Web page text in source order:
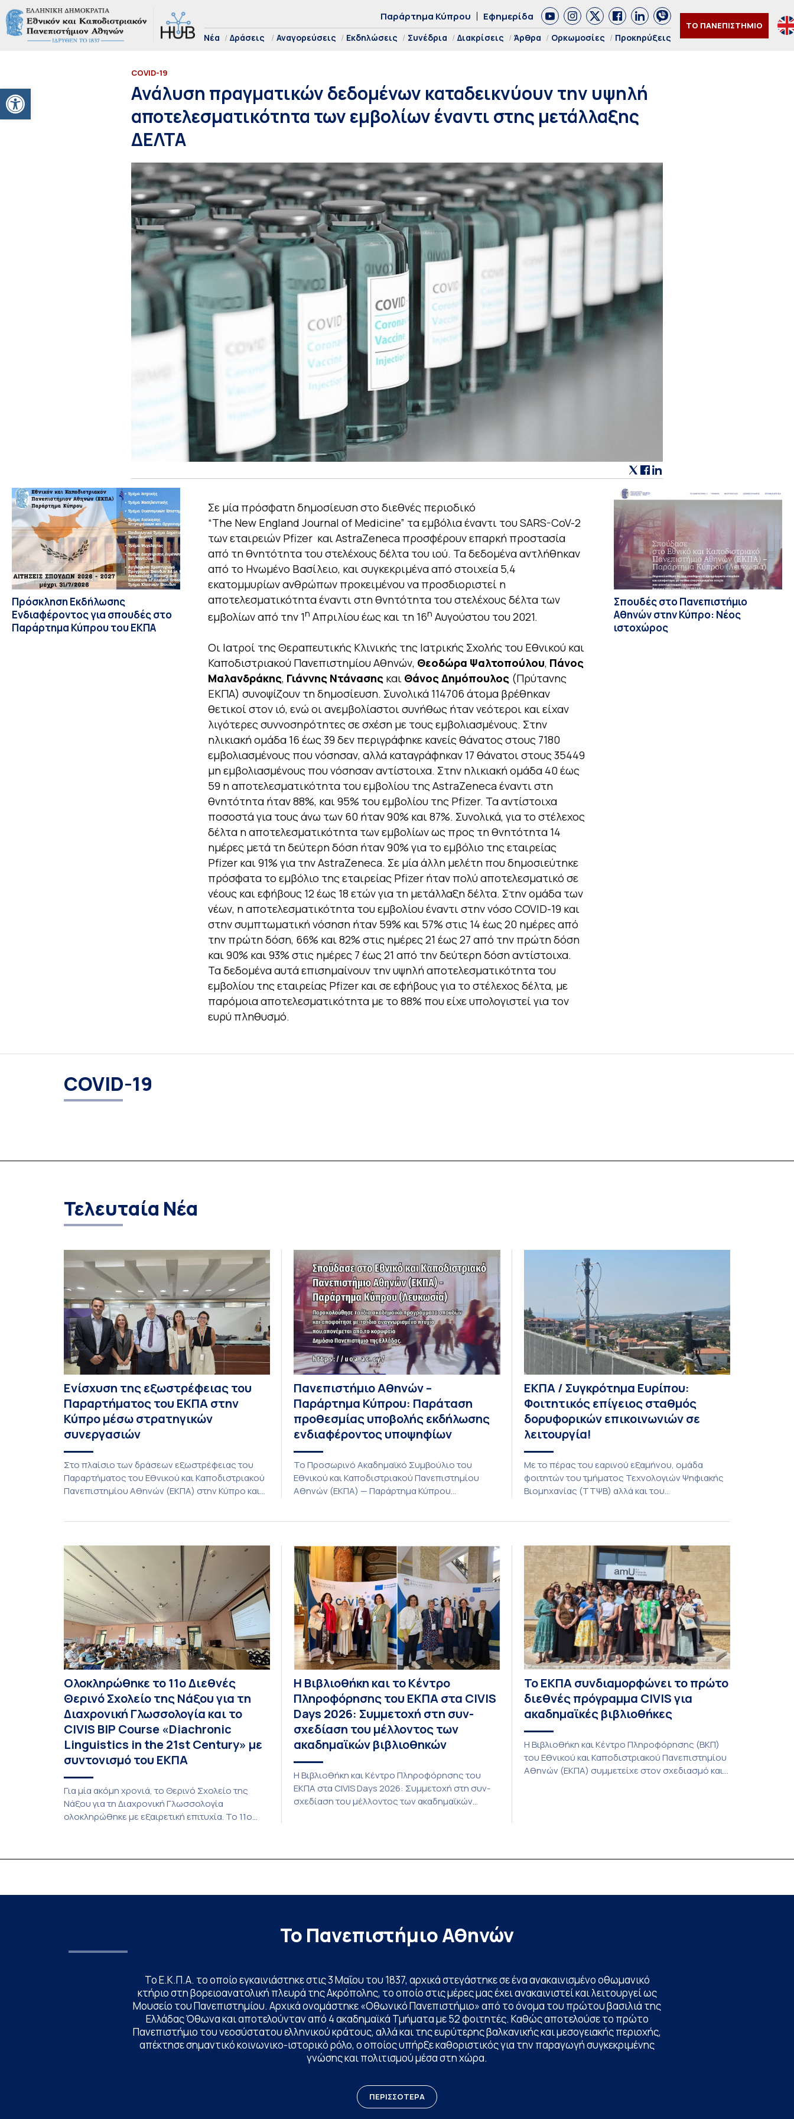
Ανοίξτε τη γραμμή εργαλείων
Παράρτημα Κύπρου Εφημερίδα
Νέα Δράσεις Αναγορεύσεις Εκδηλώσεις Συνέδρια Διακρίσεις Άρθρα Ορκωμοσίες Προκηρύξεις
ΤΟ ΠΑΝΕΠΙΣΤΗΜΙΟ
COVID-19
Ανάλυση πραγματικών δεδομένων καταδεικνύουν την υψηλή
αποτελεσματικότητα των εμβολίων έναντι στης μετάλλαξης
ΔΕΛΤΑ
Πρόσκληση Εκδήλωσης
Ενδιαφέροντος για σπουδές στο
Παράρτημα Κύπρου του ΕΚΠΑ
Σε μία πρόσφατη δημοσίευση στο διεθνές περιοδικό
“The New England Journal of Medicine” τα εμβόλια έναντι του SARS-CoV-2
των εταιρειών Pfizer και AstraZeneca προσφέρουν επαρκή προστασία
από τη θνητότητα του στελέχους δέλτα του ιού. Τα δεδομένα αντλήθηκαν
από το Ηνωμένο Βασίλειο, και συγκεκριμένα από στοιχεία 5,4
εκατομμυρίων ανθρώπων προκειμένου να προσδιοριστεί η
αποτελεσματικότητα έναντι στη θνητότητα του στελέχους δέλτα των
εμβολίων από την 1η Απριλίου έως και τη 16η Αυγούστου του 2021.
Οι Ιατροί της Θεραπευτικής Κλινικής της Ιατρικής Σχολής του Εθνικού και
Καποδιστριακού Πανεπιστημίου Αθηνών, Θεοδώρα Ψαλτοπούλου, Πάνος
Μαλανδράκης, Γιάννης Ντάνασης και Θάνος Δημόπουλος (Πρύτανης
ΕΚΠΑ) συνοψίζουν τη δημοσίευση. Συνολικά 114706 άτομα βρέθηκαν
θετικοί στον ιό, ενώ οι ανεμβολίαστοι συνήθως ήταν νεότεροι και είχαν
λιγότερες συννοσηρότητες σε σχέση με τους εμβολιασμένους. Στην
ηλικιακή ομάδα 16 έως 39 δεν περιγράφηκε κανείς θάνατος στους 7180
εμβολιασμένους που νόσησαν, αλλά καταγράφηκαν 17 θάνατοι στους 35449
μη εμβολιασμένους που νόσησαν αντίστοιχα. Στην ηλικιακή ομάδα 40 έως
59 η αποτελεσματικότητα του εμβολίου της AstraZeneca έναντι στη
θνητότητα ήταν 88%, και 95% του εμβολίου της Pfizer. Τα αντίστοιχα
ποσοστά για τους άνω των 60 ήταν 90% και 87%. Συνολικά, για το στέλεχος
δέλτα η αποτελεσματικότητα των εμβολίων ως προς τη θνητότητα 14
ημέρες μετά τη δεύτερη δόση ήταν 90% για το εμβόλιο της εταιρείας
Pfizer και 91% για την AstraZeneca. Σε μία άλλη μελέτη που δημοσιεύτηκε
πρόσφατα το εμβόλιο της εταιρείας Pfizer ήταν πολύ αποτελεσματικό σε
νέους και εφήβους 12 έως 18 ετών για τη μετάλλαξη δέλτα. Στην ομάδα των
νέων, η αποτελεσματικότητα του εμβολίου έναντι στην νόσο COVID-19 και
στην συμπτωματική νόσηση ήταν 59% και 57% στις 14 έως 20 ημέρες από
την πρώτη δόση, 66% και 82% στις ημέρες 21 έως 27 από την πρώτη δόση
και 90% και 93% στις ημέρες 7 έως 21 από την δεύτερη δόση αντίστοιχα.
Τα δεδομένα αυτά επισημαίνουν την υψηλή αποτελεσματικότητα του
εμβολίου της εταιρείας Pfizer και σε εφήβους για το στέλεχος δέλτα, με
παρόμοια αποτελεσματικότητα με το 88% που είχε υπολογιστεί για τον
ευρύ πληθυσμό.
Σπουδές στο Πανεπιστήμιο
Αθηνών στην Κύπρο: Νέος
ιστοχώρος
COVID-19
Τελευταία Νέα
Ενίσχυση της εξωστρέφειας του
Παραρτήματος του ΕΚΠΑ στην
Κύπρο μέσω στρατηγικών
συνεργασιών
Στο πλαίσιο των δράσεων εξωστρέφειας του
Παραρτήματος του Εθνικού και Καποδιστριακού
Πανεπιστημίου Αθηνών (ΕΚΠΑ) στην Κύπρο και
Διοίκησης Επιχειρήσεων και Οργανισμών τον
Σεπτέμβριο του 2026, ο Κοσμήτορας της Σχολής
Οικονομικών και Πολιτικών Επιστημών,
Καθηγητής Νικόλαος Ηρειώτης, και ο Πρόεδρος
του Τμήματος […]
Πανεπιστήμιο Αθηνών –
Παράρτημα Κύπρου: Παράταση
προθεσμίας υποβολής εκδήλωσης
ενδιαφέροντος υποψηφίων
Το Προσωρινό Ακαδημαϊκό Συμβούλιο του
Εθνικού και Καποδιστριακού Πανεπιστημίου
Αθηνών (ΕΚΠΑ) — Παράρτημα Κύπρου
εκδήλωσης ενδιαφέροντος για την φοίτηση σε
Προγράμματα Σπουδών, Τμημάτων του
Πανεπιστημίου μας στο Παράρτημα Κύπρου για
το ακαδημαϊκό έτος 2026-2027, έως τη Δευτέρα
31 Αυγούστου 2026. […]
ΕΚΠΑ / Συγκρότημα Ευρίπου:
Φοιτητικός επίγειος σταθμός
δορυφορικών επικοινωνιών σε
λειτουργία!
Με το πέρας του εαρινού εξαμήνου, ομάδα
φοιτητών του τμήματος Τεχνολογιών Ψηφιακής
Βιομηχανίας (ΤΤΨΒ) αλλά και του
λειτουργεί πλέον στο Συγκρότημα Ευρίπου και
εντάσσεται στο παγκόσμιο δίκτυο SatNOGS. Η
ιδέα προέκυψε έπειτα από την επίσκεψη
φοιτητών του ΤΤΨΒ στο Open Source […]
Ολοκληρώθηκε το 11ο Διεθνές
Θερινό Σχολείο της Νάξου για τη
Διαχρονική Γλωσσολογία και το
CIVIS BIP Course «Diachronic
Linguistics in the 21st Century» με
συντονισμό του ΕΚΠΑ
Για μία ακόμη χρονιά, το Θερινό Σχολείο της
Νάξου για τη Διαχρονική Γλωσσολογία
ολοκληρώθηκε με εξαιρετική επιτυχία. Το 11ο
Η Βιβλιοθήκη και το Κέντρο
Πληροφόρησης του ΕΚΠΑ στα CIVIS
Days 2026: Συμμετοχή στη συν-
σχεδίαση του μέλλοντος των
ακαδημαϊκών βιβλιοθηκών
Η Βιβλιοθήκη και Κέντρο Πληροφόρησης του
ΕΚΠΑ στα CIVIS Days 2026: Συμμετοχή στη συν-
σχεδίαση του μέλλοντος των ακαδημαϊκών
Ιδρύματος. Οι […]
Το ΕΚΠΑ συνδιαμορφώνει το πρώτο
διεθνές πρόγραμμα CIVIS για
ακαδημαϊκές βιβλιοθήκες
Η Βιβλιοθήκη και Κέντρο Πληροφόρησης (ΒΚΠ)
του Εθνικού και Καποδιστριακού Πανεπιστημίου
Αθηνών (ΕΚΠΑ) συμμετείχε στον σχεδιασμό και
αποτελεί […]
Το Πανεπιστήμιο Αθηνών
Το Ε.Κ.Π.Α. το οποίο εγκαινιάστηκε στις 3 Μαΐου του 1837, αρχικά στεγάστηκε σε ένα ανακαινισμένο οθωμανικό
κτήριο στη βορειοανατολική πλευρά της Ακρόπολης, το οποίο στις μέρες μας έχει ανακαινιστεί και λειτουργεί ως
Μουσείο του Πανεπιστημίου. Αρχικά ονομάστηκε «Οθωνικό Πανεπιστήμιο» από το όνομα του πρώτου βασιλιά της
Ελλάδας Όθωνα και αποτελούνταν από 4 ακαδημαϊκά Τμήματα με 52 φοιτητές. Καθώς αποτελούσε το πρώτο
Πανεπιστήμιο του νεοσύστατου ελληνικού κράτους, αλλά και της ευρύτερης βαλκανικής και μεσογειακής περιοχής,
απέκτησε σημαντικό κοινωνικο-ιστορικό ρόλο, ο οποίος υπήρξε καθοριστικός για την παραγωγή συγκεκριμένης
γνώσης και πολιτισμού μέσα στη χώρα.
ΠΕΡΙΣΣΟΤΕΡΑ